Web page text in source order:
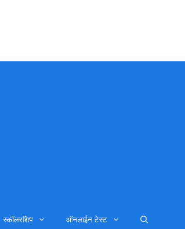
स्कॉलरशिप ऑनलाईन टेस्ट